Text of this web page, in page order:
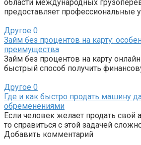
области международных
предоставляет профессиональные
Другое 0
Займ без процентов на карту:
преимущества
Займ без процентов на карту
быстрый способ получить
Другое 0
Где и как быстро продать машину
обременениями
Если человек желает продать свой
то справиться с этой задачей
Добавить комментарий